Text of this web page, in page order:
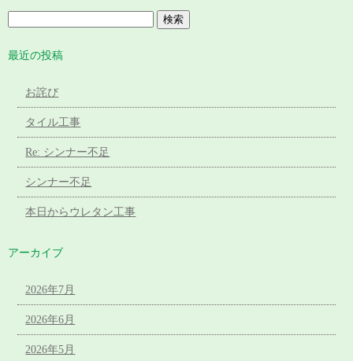
最近の投稿
お詫び
タイル工事
Re: シンナー不足
シンナー不足
本日からウレタン工事
アーカイブ
2026年7月
2026年6月
2026年5月